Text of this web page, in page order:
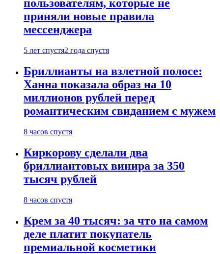
пользователям, которые не
приняли новые правила
мессенджера
5 лет спустя2 года спустя
Бриллианты на взлетной полосе:
Ханна показала образ на 10
миллионов рублей перед
романтическим свиданием с мужем
8 часов спустя
Киркорову сделали два
бриллиантовых винира за 350
тысяч рублей
8 часов спустя
Крем за 40 тысяч: за что на самом
деле платит покупатель
премиальной косметики